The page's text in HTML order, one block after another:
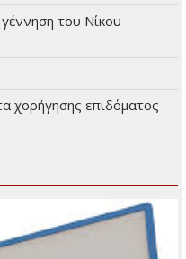
του Νίκου
χορήγησης επιδόματος